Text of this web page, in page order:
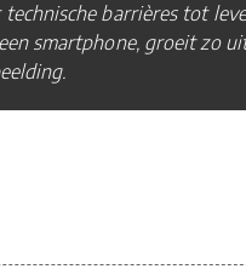
barrières tot
smartphone, groeit zo